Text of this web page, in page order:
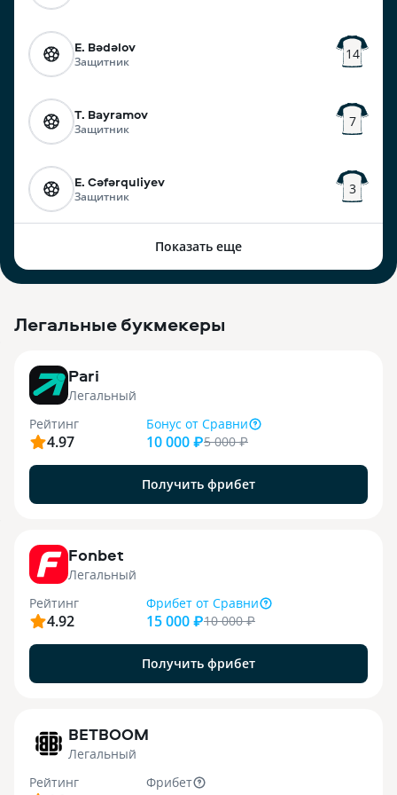
E. Bədəlov
Защитник 14
T. Bayramov
Защитник 7
E. Cəfərquliyev
Защитник 3
Показать еще
Легальные букмекеры
Pari
Легальный
Рейтинг
4.97
Бонус от Сравни
10 000 ₽5 000₽
Получить фрибет
Fonbet
Легальный
Рейтинг
4.92
Фрибет от Сравни
15 000 ₽10 000₽
Получить фрибет
BETBOOM
Легальный
Рейтинг
Фрибет